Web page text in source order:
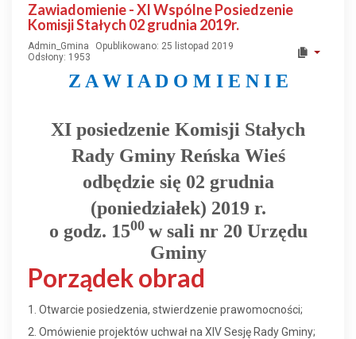
Zawiadomienie - XI Wspólne Posiedzenie
Komisji Stałych 02 grudnia 2019r.
Admin_Gmina
Opublikowano: 25 listopad 2019
Odsłony: 1953
Z A W I A D O M I E N I E
XI posiedzenie Komisji Stałych
Rady Gminy Reńska Wieś
odbędzie się 02 grudnia
(poniedziałek) 2019 r.
o godz. 1500 w sali nr 20 Urzędu
Gminy
Porządek obrad
1. Otwarcie posiedzenia, stwierdzenie prawomocności;
2. Omówienie projektów uchwał na XIV Sesję Rady Gminy;